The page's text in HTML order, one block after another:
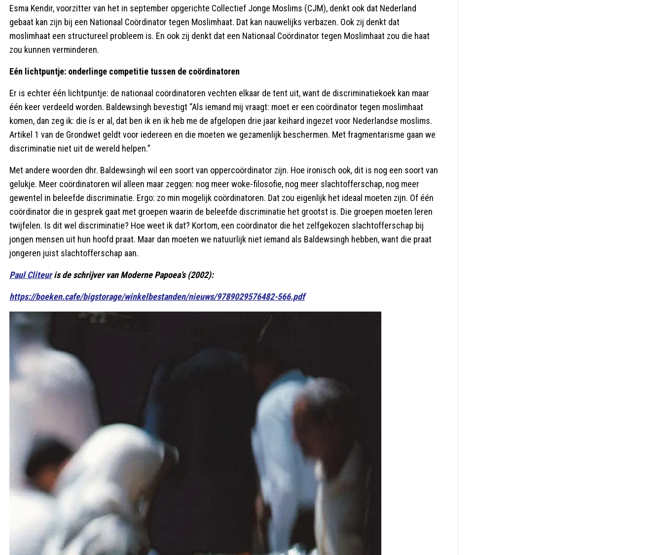
Esma Kendir, voorzitter van het in september opgerichte Collectief Jonge Moslims (CJM), denkt ook dat Nederland
gebaat kan zijn bij een Nationaal Coördinator tegen Moslimhaat. Dat kan nauwelijks verbazen. Ook zij denkt dat
moslimhaat een structureel probleem is. En ook zij denkt dat een Nationaal Coördinator tegen Moslimhaat zou die haat
zou kunnen verminderen.
Eén lichtpuntje: onderlinge competitie tussen de coördinatoren
Er is echter één lichtpuntje: de nationaal coördinatoren vechten elkaar de tent uit, want de discriminatiekoek kan maar
één keer verdeeld worden. Baldewsingh bevestigt “Als iemand mij vraagt: moet er een coördinator tegen moslimhaat
komen, dan zeg ik: die ís er al, dat ben ik en ik heb me de afgelopen drie jaar keihard ingezet voor Nederlandse moslims.
Artikel 1 van de Grondwet geldt voor iedereen en die moeten we gezamenlijk beschermen. Met fragmentarisme gaan we
discriminatie niet uit de wereld helpen.”
Met andere woorden dhr. Baldewsingh wil een soort van oppercoördinator zijn. Hoe ironisch ook, dit is nog een soort van
gelukje. Meer coördinatoren wil alleen maar zeggen: nog meer woke-filosofie, nog meer slachtofferschap, nog meer
gewentel in beleefde discriminatie. Ergo: zo min mogelijk coördinatoren. Dat zou eigenlijk het ideaal moeten zijn. Of één
coördinator die in gesprek gaat met groepen waarin de beleefde discriminatie het grootst is. Die groepen moeten leren
twijfelen. Is dit wel discriminatie? Hoe weet ik dat? Kortom, een coördinator die het zelfgekozen slachtofferschap bij
jongen mensen uit hun hoofd praat. Maar dan moeten we natuurlijk niet iemand als Baldewsingh hebben, want die praat
jongeren juist slachtofferschap aan.
Paul Cliteuris de schrijver van Moderne Papoea’s (2002):
https://boeken.cafe/bigstorage/winkelbestanden/nieuws/9789029576482-566.pdf